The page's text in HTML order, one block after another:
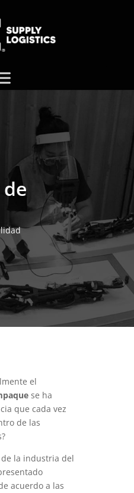
el
se ha
que cada vez
de las
la industria del
acuerdo a las